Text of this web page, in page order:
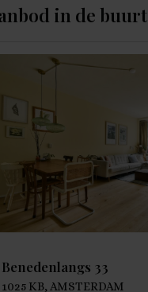
in de buurt
Benedenlangs 33
1025 KB, AMSTERDAM